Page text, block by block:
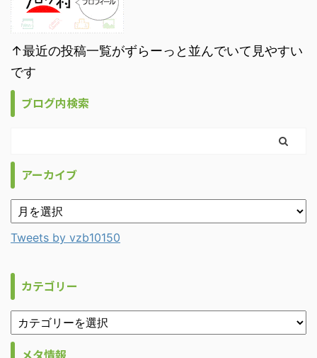
↑最近の投稿一覧がずらーっと並んでいて見やすい
です
ブログ内検索
アーカイブ
Tweets by vzb10150
カテゴリー
メタ情報